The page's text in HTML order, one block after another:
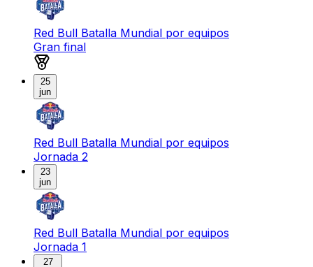
Red Bull Batalla Mundial por equipos
Gran final
25
jun
Red Bull Batalla Mundial por equipos
Jornada 2
23
jun
Red Bull Batalla Mundial por equipos
Jornada 1
27